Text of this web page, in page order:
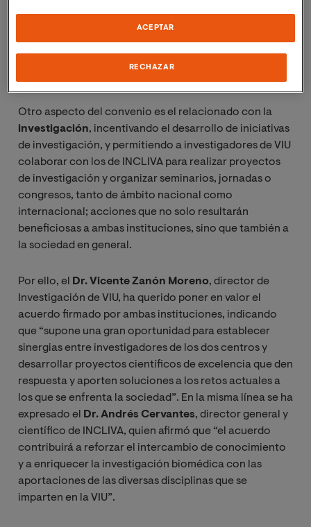
extracurriculares en los laboratorios de INCLIVA
aprender técnicas de vanguardia para desarrollar las
Otro aspecto del convenio es el relacionado con la
investigación, incentivando el desarrollo de iniciativas
de investigación, y permitiendo a investigadores de VIU
colaborar con los de INCLIVA para realizar proyectos
de investigación y organizar seminarios, jornadas o
congresos, tanto de ámbito nacional como
internacional; acciones que no solo resultarán
beneficiosas a ambas instituciones, sino que también a
la sociedad en general.
Por ello, el Dr. Vicente Zanón Moreno, director de
Investigación de VIU, ha querido poner en valor el
acuerdo firmado por ambas instituciones, indicando
que “supone una gran oportunidad para establecer
sinergias entre investigadores de los dos centros y
desarrollar proyectos científicos de excelencia que den
respuesta y aporten soluciones a los retos actuales a
los que se enfrenta la sociedad”. En la misma línea se ha
expresado el
Dr. Andrés Cervantes, director general y
científico de INCLIVA, quien afirmó que “el acuerdo
contribuirá a reforzar el intercambio de conocimiento
y a enriquecer la investigación biomédica con las
aportaciones de las diversas disciplinas que se
imparten en la VIU”.
RECHAZAR
ACEPTAR